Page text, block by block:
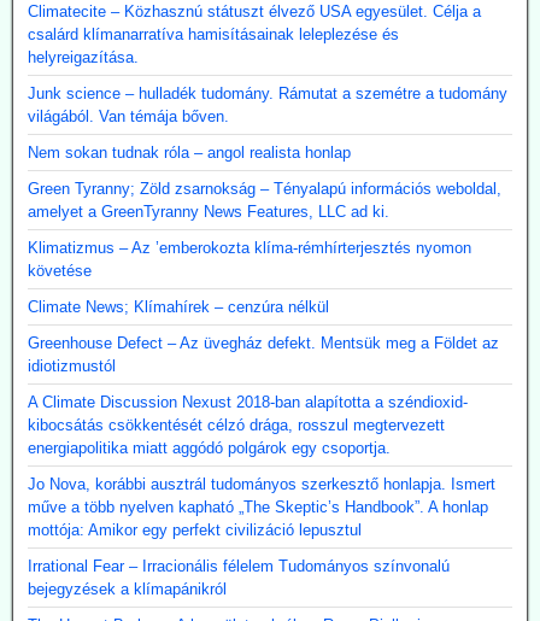
Climatecite – Közhasznú státuszt élvező USA egyesület. Célja a
csalárd klímanarratíva hamisításainak leleplezése és
helyreigazítása.
Junk science – hulladék tudomány. Rámutat a szemétre a tudomány
világából. Van témája bőven.
Nem sokan tudnak róla – angol realista honlap
Green Tyranny; Zöld zsarnokság – Tényalapú információs weboldal,
amelyet a GreenTyranny News Features, LLC ad ki.
Klimatizmus – Az ’emberokozta klíma-rémhírterjesztés nyomon
követése
Climate News; Klímahírek – cenzúra nélkül
Greenhouse Defect – Az üvegház defekt. Mentsük meg a Földet az
idiotizmustól
A Climate Discussion Nexust 2018-ban alapította a széndioxid-
kibocsátás csökkentését célzó drága, rosszul megtervezett
energiapolitika miatt aggódó polgárok egy csoportja.
Jo Nova, korábbi ausztrál tudományos szerkesztő honlapja. Ismert
műve a több nyelven kapható „The Skeptic’s Handbook”. A honlap
mottója: Amikor egy perfekt civilizáció lepusztul
Irrational Fear – Irracionális félelem Tudományos színvonalú
bejegyzések a klímapánikról